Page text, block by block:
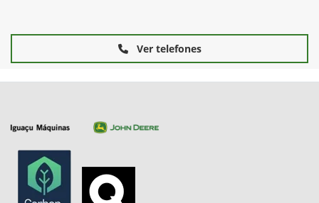
Ver telefones